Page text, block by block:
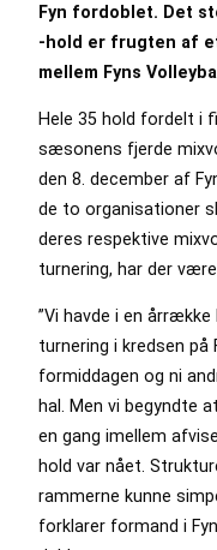
Fyn fordoblet. Det
-hold er frugten af
mellem Fyns
Hele 35 hold fordelt i
sæsonens fjerde
den 8. december af
de to organisationer
deres respektive
turnering, har der
”Vi havde i en
turnering i kredsen på
formiddagen og ni
hal. Men vi begyndte
en gang imellem
hold var nået.
rammerne kunne
forklarer formand i